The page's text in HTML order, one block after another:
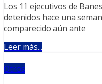
Los 11 ejecutivos de
detenidos hace una
comparecido aún ante
Leer más...
Otros